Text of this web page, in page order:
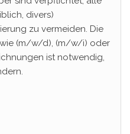
divers)
zu vermeiden. Die
(m/w/d), (m/w/i) oder
ist notwendig,